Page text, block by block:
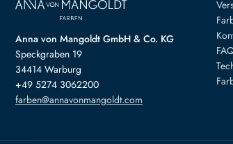
Anna von Mangoldt GmbH & Co. KG
Speckgraben 19
34414 Warburg
+49 5274 3062200
farben@annavonmangoldt.com